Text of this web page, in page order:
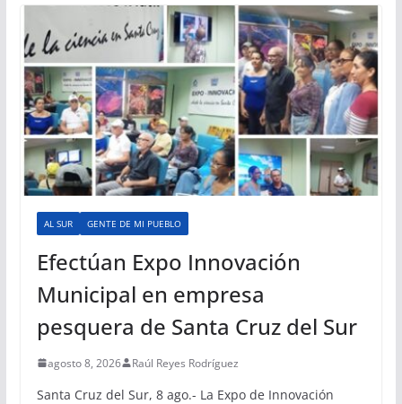
AL SUR GENTE DE MI PUEBLO
Efectúan Expo Innovación
Municipal en empresa
pesquera de Santa Cruz del Sur
agosto 8, 2026 Raúl Reyes Rodríguez
Santa Cruz del Sur, 8 ago.- La Expo de Innovación